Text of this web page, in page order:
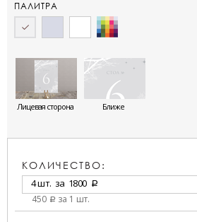
ПАЛИТРА
Лицевая сторона Ближе
КОЛИЧЕСТВО:
4 шт. за 1800 a
450 a за 1 шт.